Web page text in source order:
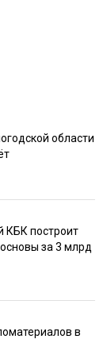
области
КБК построит
за 3 млрд
в